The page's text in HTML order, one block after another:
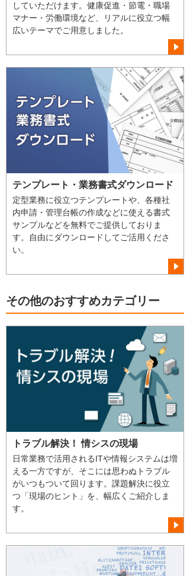
していただけます。健康促進・節電・職場
マナー・労働環境など、リアルに役立つ幅
広いテーマでご用意しました。
テンプレート・業務書式ダウンロード
定型業務に役立つテンプレートや、各種社
内申請・管理台帳の作成などに使える書式
サンプルなどを無料でご提供しておりま
す。自由にダウンロードしてご活用くださ
い。
その他のおすすめカテゴリー
トラブル解決！ 情シスの現場
日常業務で活用されるITや情報システムは増
える一方ですが、そこには思わぬトラブル
がいつもついて回ります。課題解決に役立
つ「現場のヒント」を、幅広くご紹介しま
す。